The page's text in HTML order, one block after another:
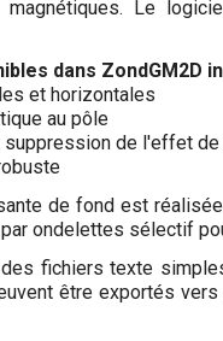
magnétiques. Le
dans ZondGM2D
et horizontales
au pôle
suppression de l'effet
de fond est
ondelettes sélectif
fichiers texte
être exportés